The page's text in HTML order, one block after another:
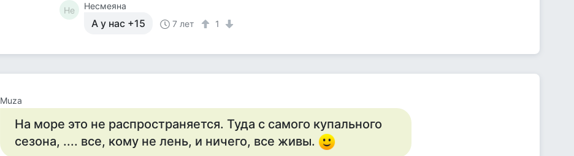
Не Несмеяна
А у нас +15 7 лет 1
Muza
На море это не распространяется. Туда с самого купального
сезона, .... все, кому не лень, и ничего, все живы.